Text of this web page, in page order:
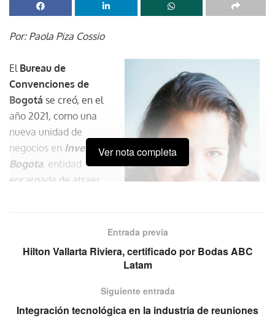
Por: Paola Piza Cossio
Paola Piza Cossio, gerente del Greater
El Bureau de
Convenciones de
Bogotá se creó, en el
año 2021, como una
nueva unidad de
negocios en Invest in
Bogota, entidad
encargada de atraer
contribuir al desarrollo
socioeconómico y a la competitividad territorial.
Ver nota completa
Entrada previa
Hilton Vallarta Riviera, certificado por Bodas ABC
Latam
Siguiente entrada
Integración tecnológica en la industria de reuniones